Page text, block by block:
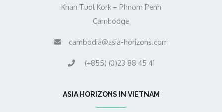
Khan Tuol Kork – Phnom Penh
Cambodge
cambodia@asia-horizons.com
(+855) (0)23 88 45 41
ASIA HORIZONS IN VIETNAM